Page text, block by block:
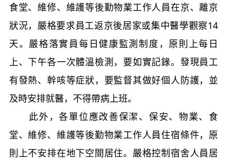
食堂、維修、維護等後勤物業工作人員在京、離京
狀況，嚴格要求員工返京後居家或集中醫學觀察14
天。嚴格落實員每日健康監測制度，原則上每日
上、下午各一次體溫檢測，要如實記錄。發現員工
有發熱、幹咳等症狀，要監督其做好個人防護，並
及時安排就醫，不得帶病上班。
此外，各單位應改善保潔、保安、物業、食
堂、維修、維護等後勤物業工作人員住宿條件，原
則上不安排在地下空間居住。嚴格控制宿舍人員居